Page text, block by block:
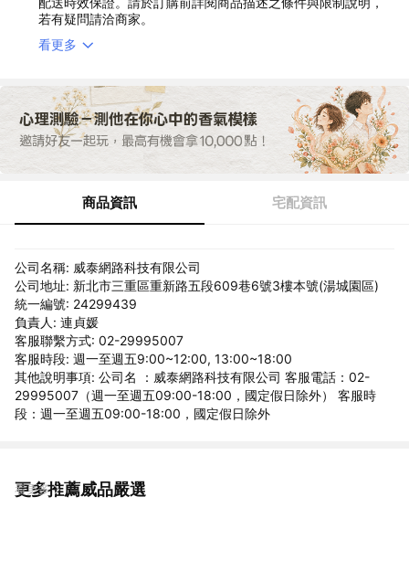
若有疑問請洽商家。
看更多
商品資訊 宅配資訊
公司名稱: 威泰網路科技有限公司
公司地址: 新北市三重區重新路五段609巷6號3樓本號(湯城園區)
統一編號: 24299439
負責人: 連貞媛
客服聯繫方式: 02-29995007
客服時段: 週一至週五9:00~12:00, 13:00~18:00
其他說明事項: 公司名 ：威泰網路科技有限公司 客服電話：02-
29995007（週一至週五09:00-18:00，國定假日除外） 客服時
段：週一至週五09:00-18:00，國定假日除外
更多推薦威品嚴選
看更多